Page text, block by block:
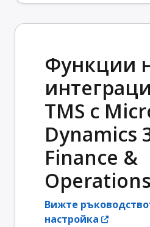
Функции
TMS с
Dynamics
Finance &
Operations
Вижте
настройка